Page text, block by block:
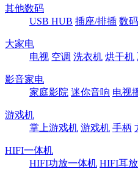
其他数码
USB HUB 插座/排插 数
大家电
电视 空调 洗衣机 烘干机
影音家电
家庭影院 迷你音响 电视
游戏机
掌上游戏机 游戏机 手柄
HIFI一体机
HIFI功放一体机 HIFI耳